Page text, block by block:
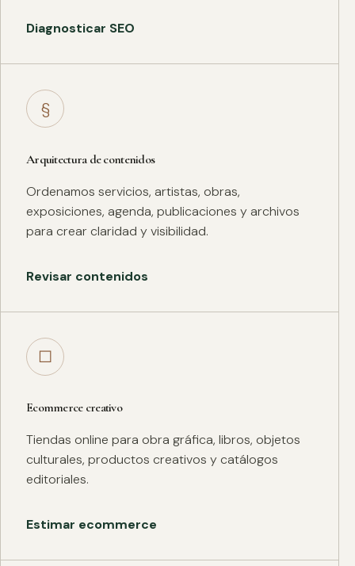
Diagnosticar SEO
§
Arquitectura de contenidos
Ordenamos servicios, artistas, obras,
exposiciones, agenda, publicaciones y archivos
para crear claridad y visibilidad.
Revisar contenidos
□
Ecommerce creativo
Tiendas online para obra gráfica, libros, objetos
culturales, productos creativos y catálogos
editoriales.
Estimar ecommerce